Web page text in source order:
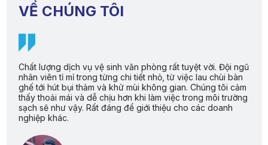
VỀ CHÚNG TÔI
Chất lượng dịch vụ vệ sinh văn phòng rất tuyệt vời. Đội ngũ
nhân viên tỉ mỉ trong từng chi tiết nhỏ, từ việc lau chùi bàn
ghế tới hút bụi thảm và khử mùi không gian. Chúng tôi cảm
thấy thoải mái và dễ chịu hơn khi làm việc trong môi trường
sạch sẽ như vậy. Rất đáng để giới thiệu cho các doanh
nghiệp khác.